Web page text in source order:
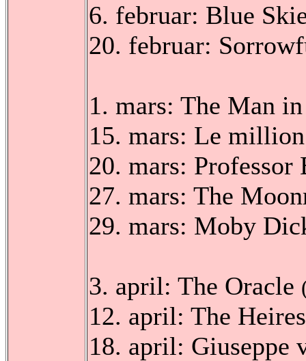
6. februar: Blue
20. februar:
1. mars: The Man
15. mars: Le
20. mars: Professor
27. mars: The
29. mars: Moby
3. april: The Oracle
12. april: The
18. april: